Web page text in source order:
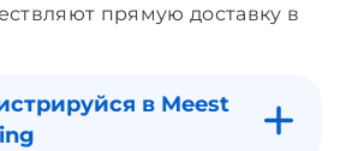
прямую доставку в
в Meest